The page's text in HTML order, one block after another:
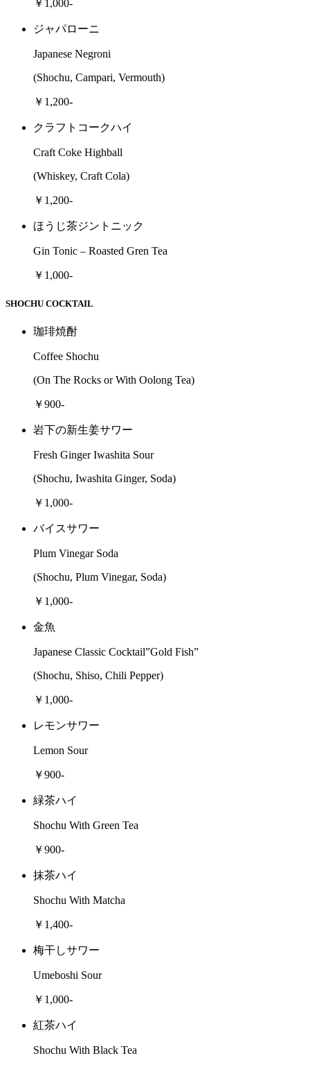
￥1,000-
ジャパローニ
Japanese Negroni
(Shochu, Campari, Vermouth)
￥1,200-
クラフトコークハイ
Craft Coke Highball
(Whiskey, Craft Cola)
￥1,200-
ほうじ茶ジントニック
Gin Tonic – Roasted Gren Tea
￥1,000-
SHOCHU COCKTAIL
珈琲焼酎
Coffee Shochu
(On The Rocks or With Oolong Tea)
￥900-
岩下の新生姜サワー
Fresh Ginger Iwashita Sour
(Shochu, Iwashita Ginger, Soda)
￥1,000-
バイスサワー
Plum Vinegar Soda
(Shochu, Plum Vinegar, Soda)
￥1,000-
金魚
Japanese Classic Cocktail”Gold Fish”
(Shochu, Shiso, Chili Pepper)
￥1,000-
レモンサワー
Lemon Sour
￥900-
緑茶ハイ
Shochu With Green Tea
￥900-
抹茶ハイ
Shochu With Matcha
￥1,400-
梅干しサワー
Umeboshi Sour
￥1,000-
紅茶ハイ
Shochu With Black Tea